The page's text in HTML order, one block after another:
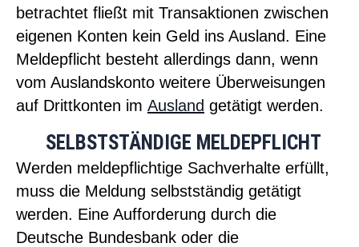
betrachtet fließt mit Transaktionen zwischen
eigenen Konten kein Geld ins Ausland. Eine
Meldepflicht besteht allerdings dann, wenn
vom Auslandskonto weitere Überweisungen
auf Drittkonten im Ausland getätigt werden.
SELBSTSTÄNDIGE MELDEPFLICHT
Werden meldepflichtige Sachverhalte erfüllt,
muss die Meldung selbstständig getätigt
werden. Eine Aufforderung durch die
Deutsche Bundesbank oder die